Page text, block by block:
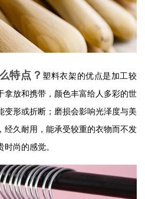
特点？ 塑料衣架的优点是加工较
拿放和携带，颜色丰富给人多彩的世
变形或折断；磨损会影响光泽度与美
经久耐用，能承受较重的衣物而不发
尚的感觉。